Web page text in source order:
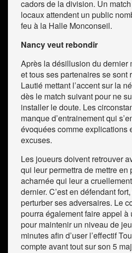
cadors de la division. Un
locaux attendent un public
feu à la Halle Monconseil.
Nancy veut rebondir
Après la désillusion du dernier
et tous ses partenaires se sont
Lautié mettant l’accent sur la
dès le match suivant pour ne
installer le doute. Les
manque d’entrainement qui
évoquées comme explications
excuses.
Les joueurs doivent retrouver
qui leur permettra de mettre
acharnée qui leur a
dernier. C’est en défendant
perturber ses adversaires. Le
pourra également faire appel à
pour maintenir un niveau de
minutes afin d’user l’effectif
compte avant tout sur son 5